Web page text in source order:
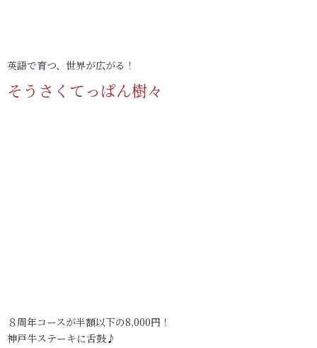
英語で育つ、世界が広がる！
そうさくてっぱん樹々
８周年コースが半額以下の8,000円！
神戸牛ステーキに舌鼓♪